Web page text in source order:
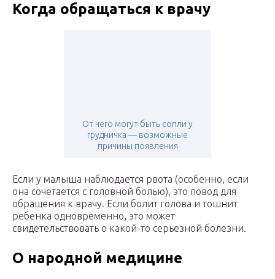
Когда обращаться к врачу
От чего могут быть сопли у
грудничка — возможные
причины появления
Если у малыша наблюдается рвота (особенно, если
она сочетается с головной болью), это повод для
обращения к врачу. Если болит голова и тошнит
ребенка одновременно, это может
свидетельствовать о какой-то серьезной болезни.
О народной медицине